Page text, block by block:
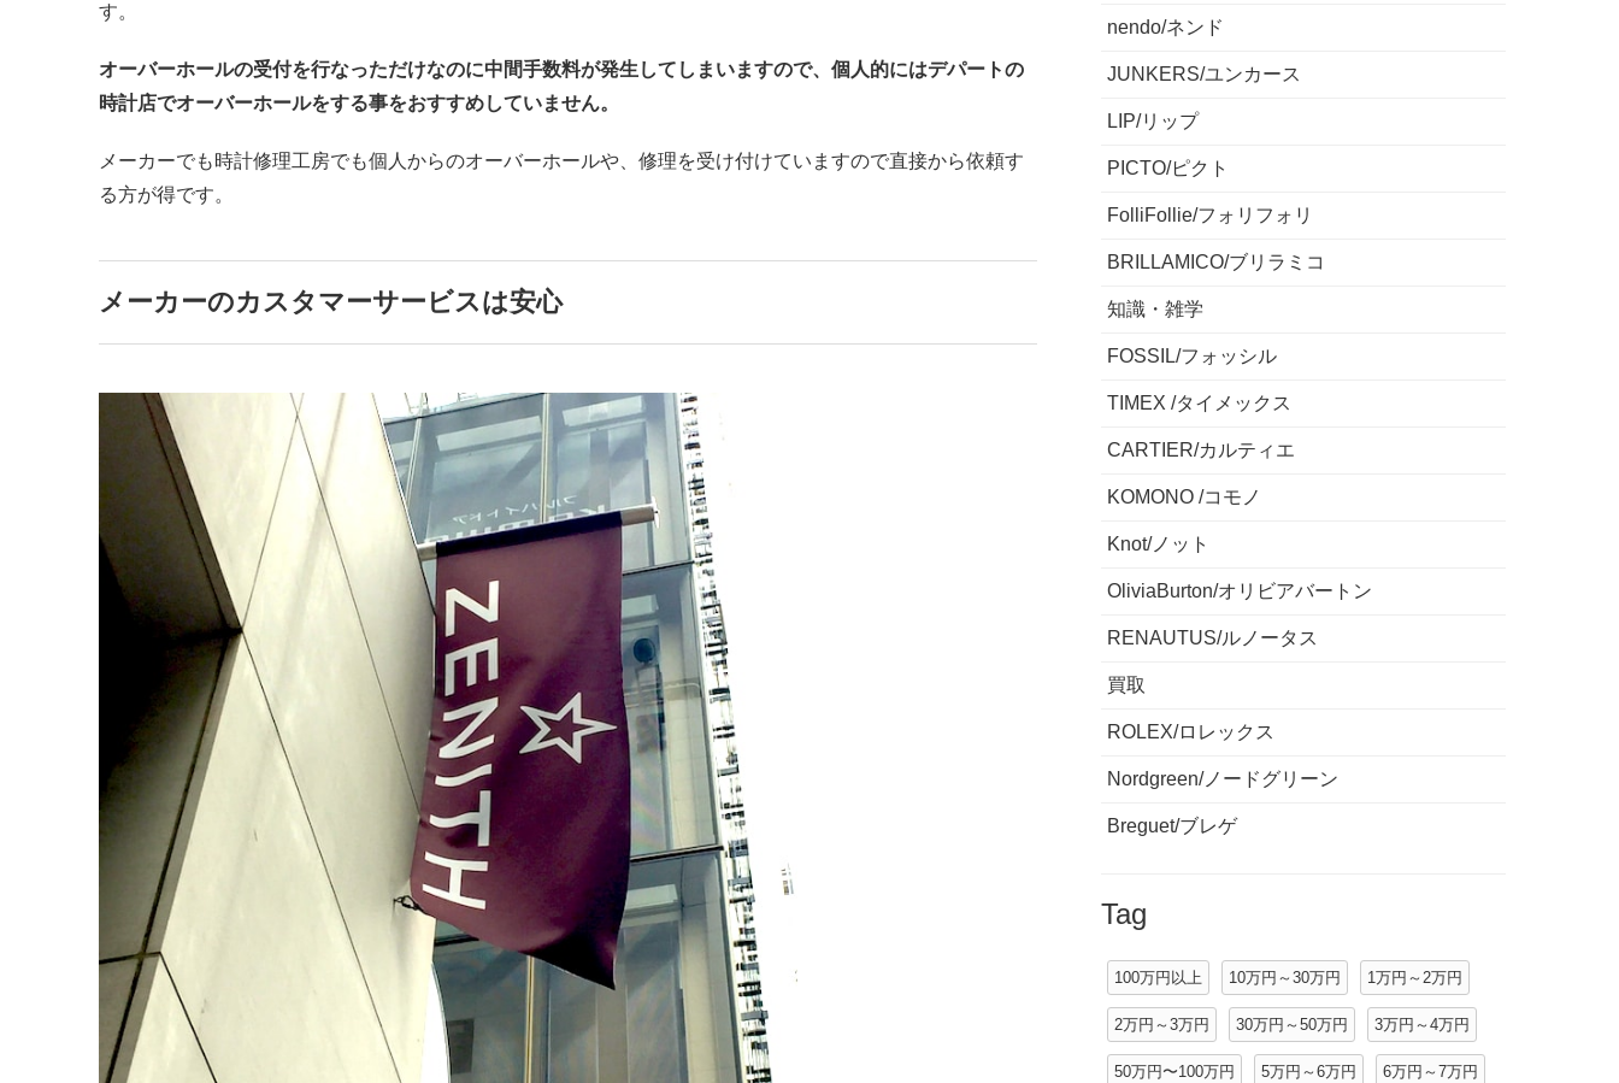
す。
オーバーホールの受付を行なっただけなのに中間手数料が発生してしまいますので、個人的にはデパートの
時計店でオーバーホールをする事をおすすめしていません。
メーカーでも時計修理工房でも個人からのオーバーホールや、修理を受け付けていますので直接から依頼す
る方が得です。
メーカーのカスタマーサービスは安心
nendo/ネンド
JUNKERS/ユンカース
LIP/リップ
PICTO/ピクト
FolliFollie/フォリフォリ
BRILLAMICO/ブリラミコ
知識・雑学
FOSSIL/フォッシル
TIMEX /タイメックス
CARTIER/カルティエ
KOMONO /コモノ
Knot/ノット
OliviaBurton/オリビアバートン
RENAUTUS/ルノータス
買取
ROLEX/ロレックス
Nordgreen/ノードグリーン
Breguet/ブレゲ
Tag
100万円以上 10万円～30万円 1万円～2万円
2万円～3万円 30万円～50万円 3万円～4万円
50万円〜100万円 5万円～6万円 6万円～7万円